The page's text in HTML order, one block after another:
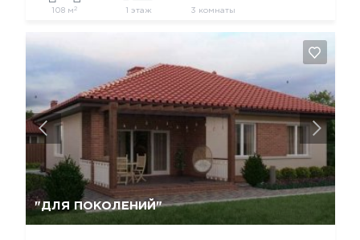
108 м 2 1 этаж 3 комнаты
"ДЛЯ ПОКОЛЕНИЙ"
Да, удалить